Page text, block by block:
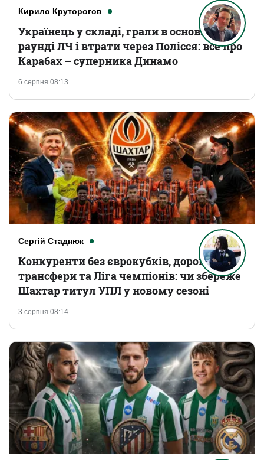
Кирило Круторогов
6 серпня 08:13
Українець у складі, грали в основному
раунді ЛЧ і втрати через Полісся: все про
Карабах – суперника Динамо
Сергій Стаднюк
3 серпня 08:14
Конкуренти без єврокубків, дорогі
трансфери та Ліга чемпіонів: чи збереже
Шахтар титул УПЛ у новому сезоні